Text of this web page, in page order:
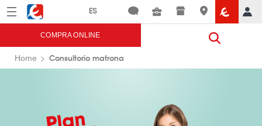
Menú Eroski
COMPRA ONLINE
Home Consultorio matrona